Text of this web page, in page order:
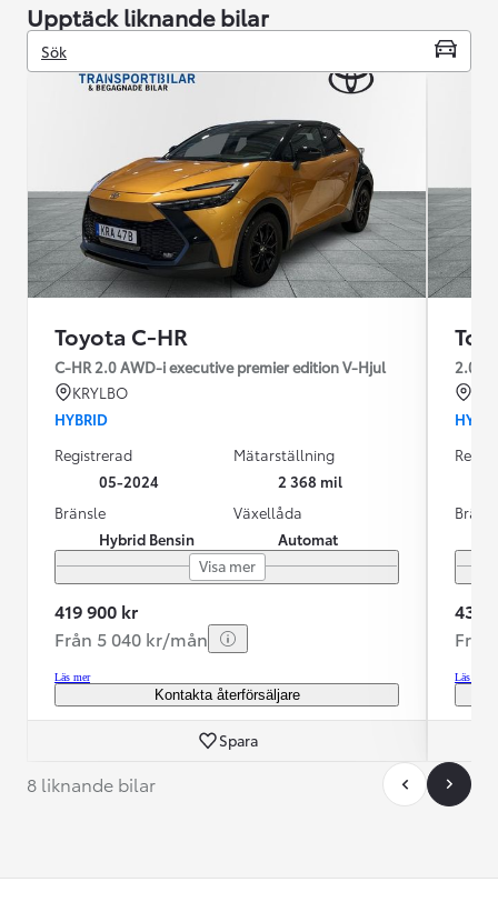
Upptäck liknande bilar
Sök
Toyota C-HR
C-HR 2.0 AWD-i executive premier edition V-Hjul
KRYLBO
HYBRID
Registrerad
05-2024
Mätarställning
2 368 mil
Bränsle
Hybrid Bensin
Växellåda
Automat
Visa mer
419 900 kr
Från 5 040 kr/mån
Läs mer
Kontakta återförsäljare
Spara
2.0
435
Läs mer
8 liknande bilar